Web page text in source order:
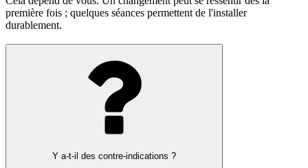
première fois ; quelques séances permettent de l'installer
durablement.
Y a-t-il des contre-indications ?